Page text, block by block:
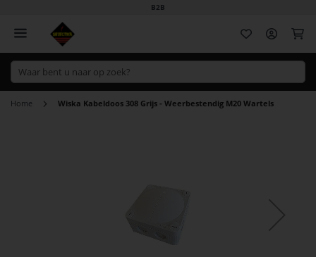
B2B
Home Wiska Kabeldoos 308 Grijs - Weerbestendig M20 Wartels